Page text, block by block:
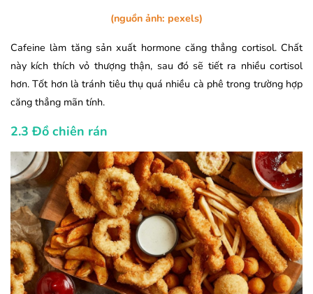
(nguồn ảnh: pexels)
Cafeine làm tăng sản xuất hormone căng thẳng cortisol. Chất
này kích thích vỏ thượng thận, sau đó sẽ tiết ra nhiều cortisol
hơn. Tốt hơn là tránh tiêu thụ quá nhiều cà phê trong trường hợp
căng thẳng mãn tính.
2.3 Đồ chiên rán